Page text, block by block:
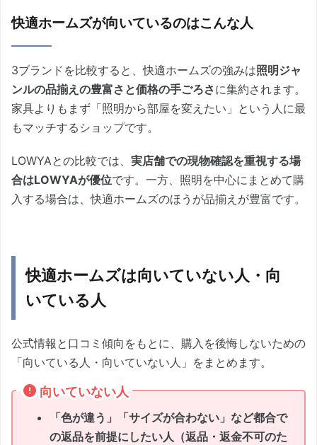
快適ホームズが向いているのはこんな人
3ブランドを比較すると、快適ホームズの強みは照明ジャ
ンルの品揃えの豊富さと価格の手ごろさに集約されます。
家具よりもまず「照明から部屋を変えたい」という人に最
もマッチするショップです。
LOWYAとの比較では、 実店舗での現物確認を重視する場
合はLOWYAが優位です。一方、照明を中心にまとめて購
入する場合は、快適ホームズのほうが品揃えが豊富です。
快適ホームズは向いていない人・向
いている人
公式情報と口コミ傾向をもとに、購入を後悔しないための
「向いている人・向いていない人」をまとめます。
向いていない人
「色が違う」「サイズが合わない」など都合で
の返品を前提にしたい人（返品・返金不可のた